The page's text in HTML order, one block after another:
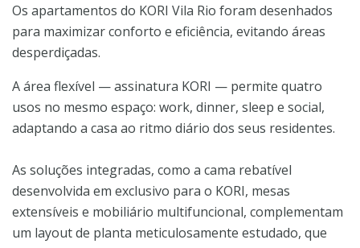
Os apartamentos do KORI Vila Rio foram desenhados
para maximizar conforto e eficiência, evitando áreas
desperdiçadas.
A área flexível — assinatura KORI — permite quatro
usos no mesmo espaço: work, dinner, sleep e social,
adaptando a casa ao ritmo diário dos seus residentes.
As soluções integradas, como a cama rebatível
desenvolvida em exclusivo para o KORI, mesas
extensíveis e mobiliário multifuncional, complementam
um layout de planta meticulosamente estudado, que